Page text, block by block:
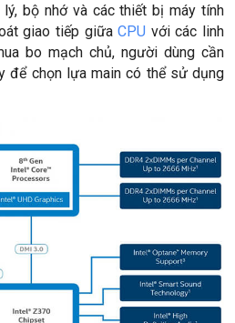
bộ nhớ và các thiết bị máy tính
giao tiếp giữaCPU với các linh
bo mạch chủ, người dùng cần
để chọn lựa main có thể sử dụng